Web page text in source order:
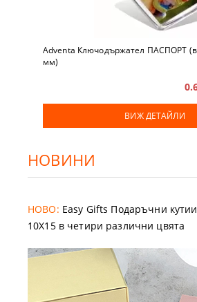
Adventa Ключодържател ПАСПОРТ
мм)
ВИЖ ДЕТАЙЛИ
НОВИНИ
НОВО: Easy Gifts Подаръчни
10X15 в четири различни цвята